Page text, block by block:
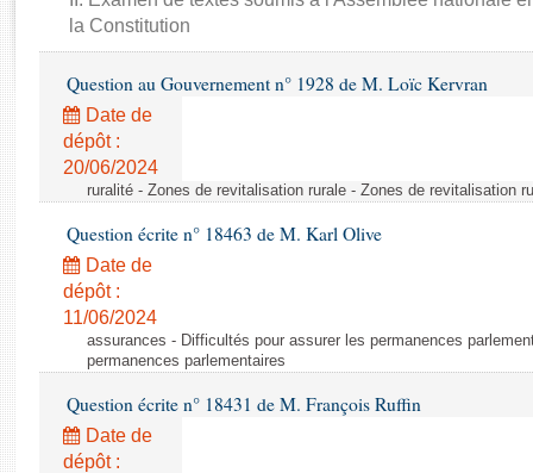
Rapports d'enquête
Rapports législatifs
Baromètre de l’application des lois
Dossiers législatifs
Budget et sécurité sociale
la Constitution
Question au Gouvernement n° 1928 de M. Loïc Kervran
Date de
dépôt :
20/06/2024
ruralité - Zones de revitalisation rurale - Zones de revitalisation
Question écrite n° 18463 de M. Karl Olive
Date de
dépôt :
11/06/2024
assurances - Difficultés pour assurer les permanences
permanences parlementaires
Question écrite n° 18431 de M. François Ruffin
Date de
dépôt :